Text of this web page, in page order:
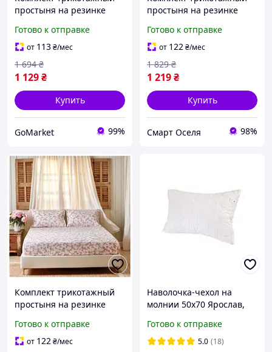
простыня на резинке
наволочками 50х70 см
для спальни белый GR-
5132
Готово к отправке
от 113₴/мес
1 129₴
1 694 ₴
Купить
GoMarket 99%
простыня на резинке
наволочками 50х70 см
для дома checkered SQ-
6953
Готово к отправке
от 122₴/мес
1 219₴
1 829 ₴
Купить
Смарт Оселя 98%
Комплект трикотажный
простыня на резинке
наволочками 50х70 см
для дома blossom SQ-6954
Готово к отправке
от 122₴/мес
Наволочка-чехол на
молнии 50х70 Ярослав,
Готово к отправке
5.0 (18)